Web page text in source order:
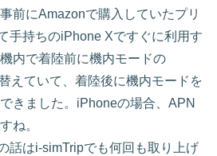
前にAmazonで購入していたプリ
手持ちのiPhone Xですぐに利用す
内で着陸前に機内モードの
えていて、着陸後に機内モードを
きました。iPhoneの場合、APN
ね。
話はi-simTripでも何回も取り上げ